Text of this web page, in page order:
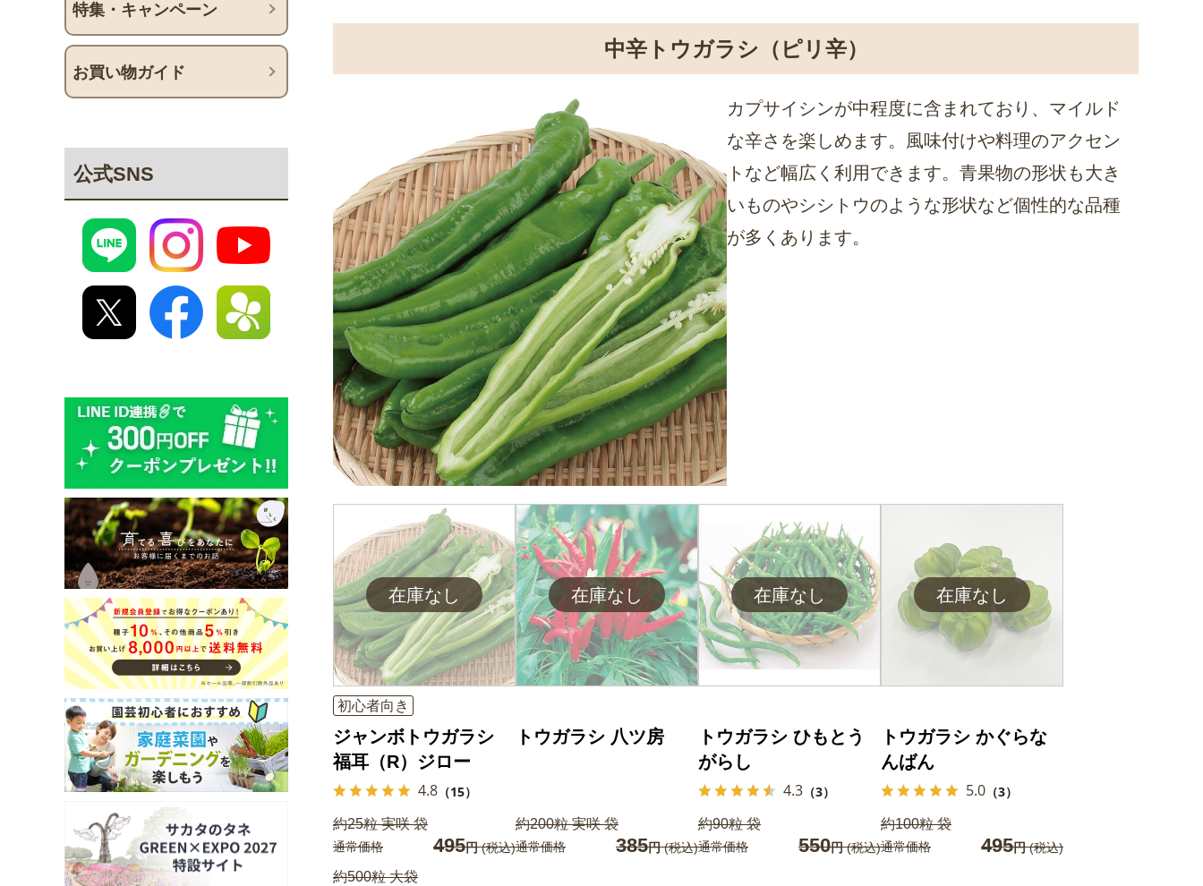
特集・キャンペーン
お買い物ガイド
公式SNS
中辛トウガラシ（ピリ辛）
カプサイシンが中程度に含まれており、マイルド
な辛さを楽しめます。風味付けや料理のアクセン
トなど幅広く利用できます。青果物の形状も大き
いものやシシトウのような形状など個性的な品種
が多くあります。
初心者向き
ジャンボトウガラシ
福耳（R）ジロー
4.8 （15）
約25粒 実咲 袋
通常価格 495円(税込)
約500粒 大袋
トウガラシ 八ツ房
約200粒 実咲 袋
通常価格 385円(税込)
トウガラシ ひもとう
がらし
4.3 （3）
約90粒 袋
通常価格 550円(税込)
トウガラシ かぐらな
んばん
5.0 （3）
約100粒 袋
通常価格 495円(税込)